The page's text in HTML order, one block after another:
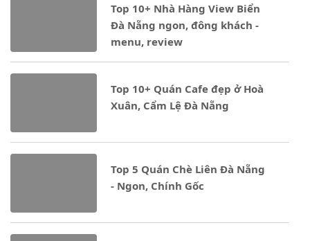
- 25/03/2025
Top 10+ Nhà Hàng View Biển
Đà Nẵng ngon, đông khách -
menu, review
- 25/03/2025
Top 10+ Quán Cafe đẹp ở Hoà
Xuân, Cẩm Lệ Đà Nẵng
Top 5 Quán Chè Liên Đà Nẵng
- Ngon, Chính Gốc